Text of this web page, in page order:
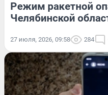
Режим ракетной
Челябинской
27 июля, 2026, 09:58 284